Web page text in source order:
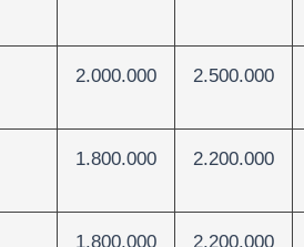
2.000.000 2.500.000
1.800.000 2.200.000
1.800.000 2.200.000